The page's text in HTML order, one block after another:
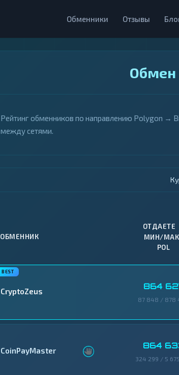
Обменники Отзывы
Обмен
Рейтинг обменников по направлению Polygon →
между сетями.
ОБМЕННИК
ОТДАЕТЕ
МИН/
POL
CryptoZeus 864
87 848 / 878
CoinPayMaster 864
324 299 / 5